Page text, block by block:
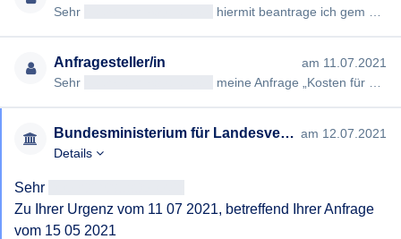
Sehr
hiermit beantrage ich gem §§ 2, 3 AuskunftspflichtG die Erteilung folgender Auskunft…
Anfragesteller/in
am 11.07.2021
Sehr
meine Anfrage „Kosten für Flüge“ vom 15.05.2021 (#2281) wurde von Ihnen nicht in der…
Bundesministerium für Landesverteidigung am 12.07.2021
Details
Sehr
Zu Ihrer Urgenz vom 11 07 2021, betreffend Ihrer Anfrage
vom 15 05 2021